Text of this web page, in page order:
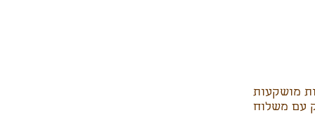
מושקעות
עם משלוח